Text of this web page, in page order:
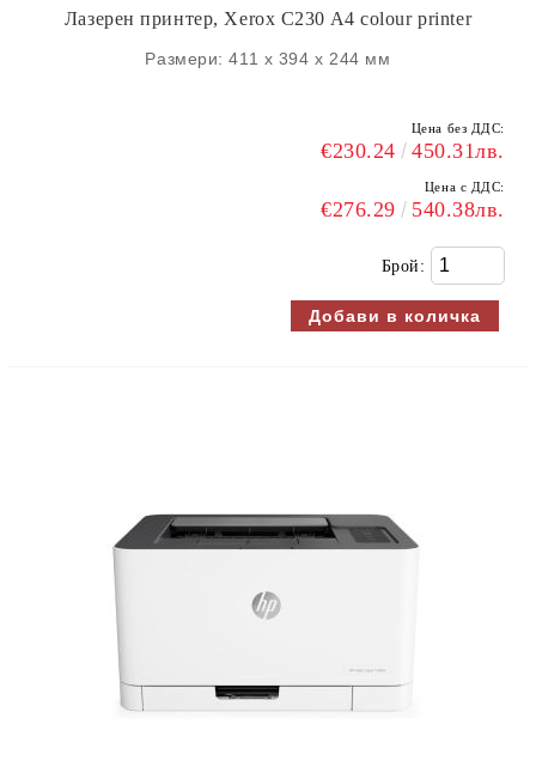
Лазерен принтер, Xerox C230 A4 colour printer
Размери: 411 x 394 x 244 мм
Цена без ДДС:
€230.24 450.31лв.
Цена с ДДС:
€276.29 540.38лв.
Брой: